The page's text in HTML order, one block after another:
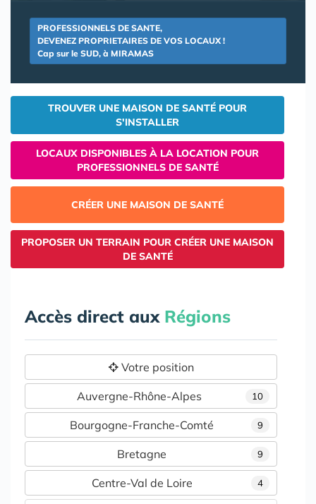
PROFESSIONNELS DE SANTE,
DEVENEZ PROPRIETAIRES DE VOS LOCAUX !
Cap sur le SUD, à MIRAMAS
TROUVER UNE MAISON DE SANTÉ POUR
S'INSTALLER
LOCAUX DISPONIBLES À LA LOCATION POUR
PROFESSIONNELS DE SANTÉ
CRÉER UNE MAISON DE SANTÉ
PROPOSER UN TERRAIN POUR CRÉER UNE MAISON
DE SANTÉ
Accès direct aux Régions
Votre position
10
Auvergne-Rhône-Alpes
9
Bourgogne-Franche-Comté
9
Bretagne
4
Centre-Val de Loire